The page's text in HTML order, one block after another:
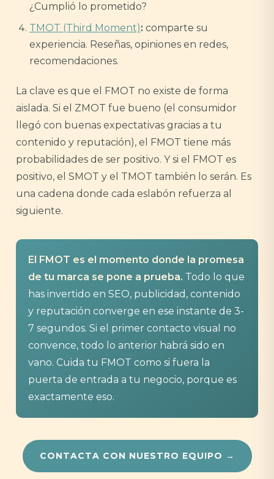
¿Cumplió lo prometido?
TMOT (Third Moment): comparte su
experiencia. Reseñas, opiniones en redes,
recomendaciones.
La clave es que el FMOT no existe de forma
aislada. Si el ZMOT fue bueno (el consumidor
llegó con buenas expectativas gracias a tu
contenido y reputación), el FMOT tiene más
probabilidades de ser positivo. Y si el FMOT es
positivo, el SMOT y el TMOT también lo serán. Es
una cadena donde cada eslabón refuerza al
siguiente.
El FMOT es el momento donde la promesa
de tu marca se pone a prueba. Todo lo que
has invertido en SEO, publicidad, contenido
y reputación converge en ese instante de 3-
7 segundos. Si el primer contacto visual no
convence, todo lo anterior habrá sido en
vano. Cuida tu FMOT como si fuera la
puerta de entrada a tu negocio, porque es
exactamente eso.
CONTACTA CON NUESTRO EQUIPO →